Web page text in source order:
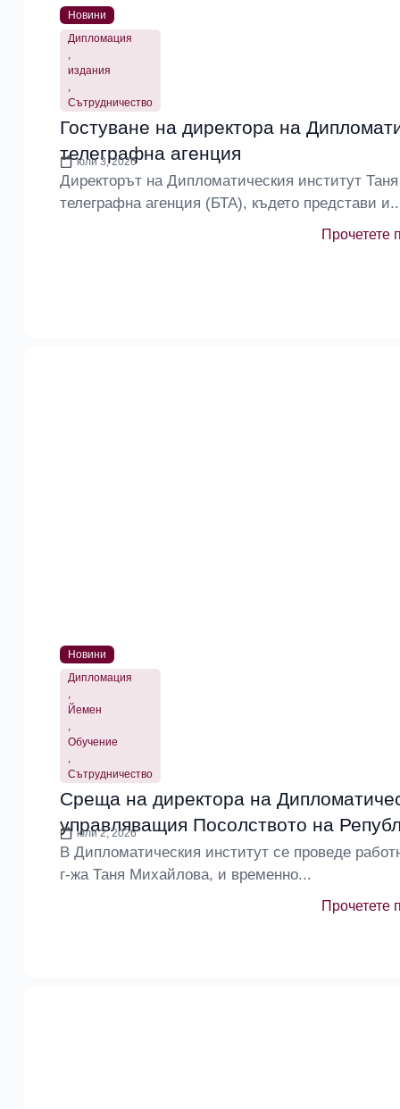
Новини
Дипломация
,
издания
,
Сътрудничество
Гостуване на директора на
телеграфна агенция
юли 3, 2026
Директорът на Дипломатическия институт
телеграфна агенция (БТА), където представи
Прочетете
Новини
Дипломация
,
Йемен
,
Обучение
,
Сътрудничество
Среща на директора на
управляващия Посолството на
юли 2, 2026
В Дипломатическия институт се проведе
г-жа Таня Михайлова, и временно...
Прочетете